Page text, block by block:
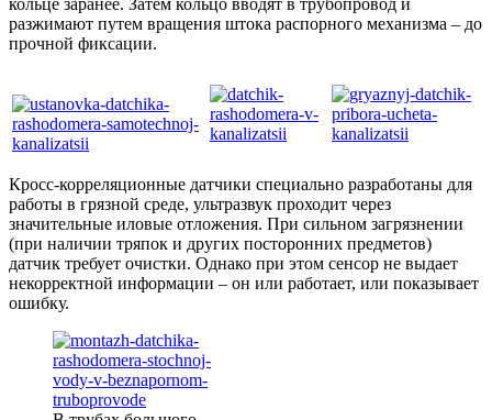
разжимают путем вращения штока распорного механизма – до
прочной фиксации.
Кросс-корреляционные датчики специально разработаны для
работы в грязной среде, ультразвук проходит через
значительные иловые отложения. При сильном загрязнении
(при наличии тряпок и других посторонних предметов)
датчик требует очистки. Однако при этом сенсор не выдает
некорректной информации – он или работает, или показывает
ошибку.